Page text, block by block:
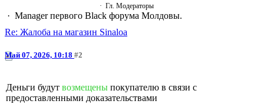
Гл. Модераторы
Manager первого Black форума Молдовы.
Re: Жалоба на магазин Sinaloa
Май 07, 2026, 10:18 #2
Деньги будут возмещены покупателю в связи с
предоставленными доказательствами